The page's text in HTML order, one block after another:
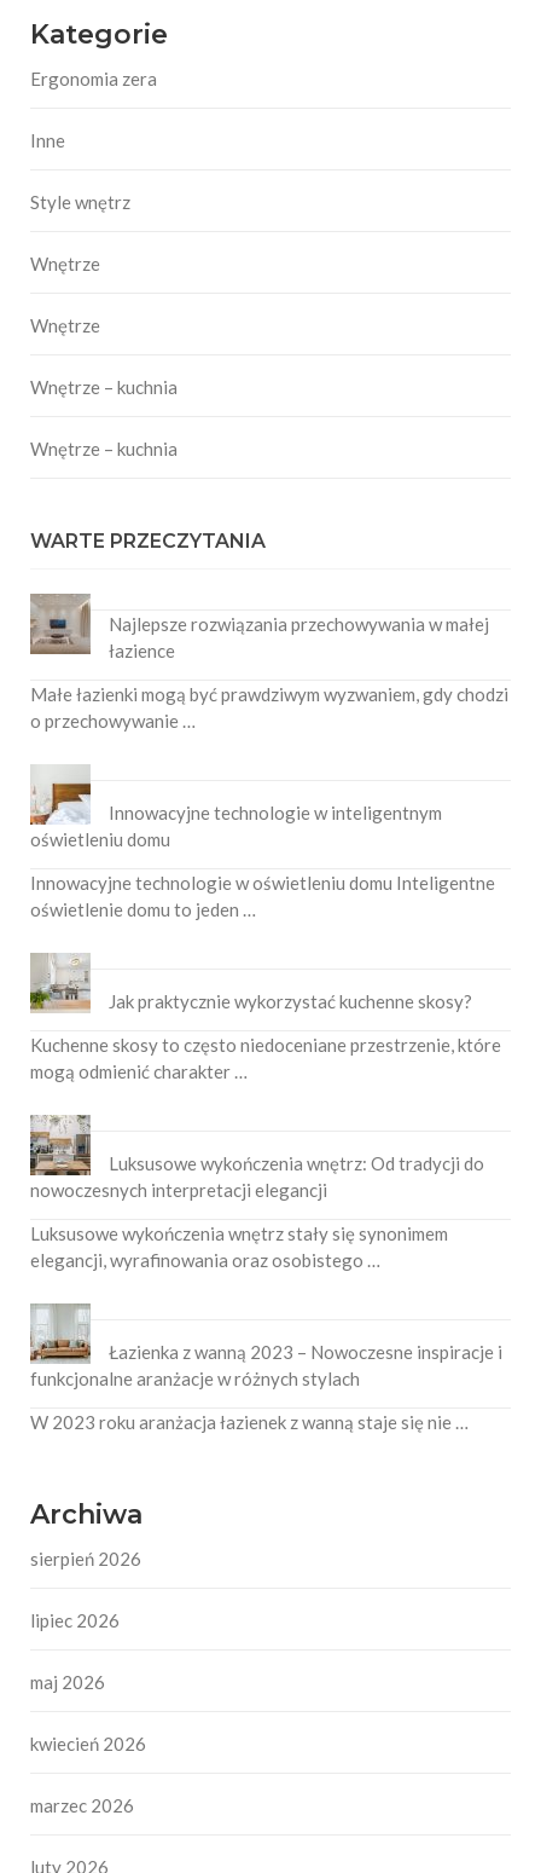
Kategorie
Ergonomia zera
Inne
Style wnętrz
Wnętrze
Wnętrze
Wnętrze – kuchnia
Wnętrze – kuchnia
WARTE PRZECZYTANIA
Najlepsze rozwiązania przechowywania w małej
łazience
Małe łazienki mogą być prawdziwym wyzwaniem, gdy chodzi
o przechowywanie …
Innowacyjne technologie w inteligentnym
oświetleniu domu
Innowacyjne technologie w oświetleniu domu Inteligentne
oświetlenie domu to jeden …
Jak praktycznie wykorzystać kuchenne skosy?
Kuchenne skosy to często niedoceniane przestrzenie, które
mogą odmienić charakter …
Luksusowe wykończenia wnętrz: Od tradycji do
nowoczesnych interpretacji elegancji
Luksusowe wykończenia wnętrz stały się synonimem
elegancji, wyrafinowania oraz osobistego …
Łazienka z wanną 2023 – Nowoczesne inspiracje i
funkcjonalne aranżacje w różnych stylach
W 2023 roku aranżacja łazienek z wanną staje się nie …
Archiwa
sierpień 2026
lipiec 2026
maj 2026
kwiecień 2026
marzec 2026
luty 2026